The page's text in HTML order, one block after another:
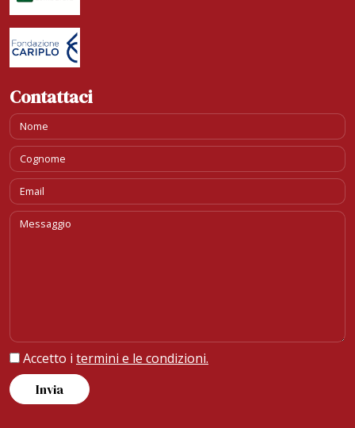
Contattaci
Accetto i termini e le condizioni.
Invia